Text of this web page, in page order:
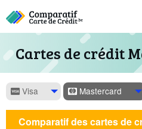
Cartes de crédit
Visa Mastercard
Comparatif des cartes de